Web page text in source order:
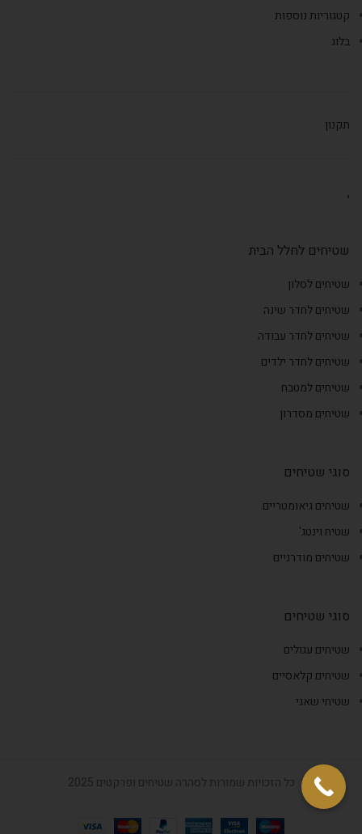
קטגוריות נוספות
בלוג
תקנון
,
שטיחים לחלל הבית
שטיחים לסלון
שטיחים לחדר שינה
שטיחים לחדר עבודה
שטיחים לחדר ילדים
שטיחים למטבח
שטיחים מסדרון
סוגי שטיחים
שטיחים גיאומטריים
שטיח וינטג'
שטיחים מודרניים
סוגי שטיחים
שטיחים עגולים
שטיחים קלאסיים
שטיחי שאגי
כל הזכויות שמורות לסהרה שטיחים ופרקטים 2025